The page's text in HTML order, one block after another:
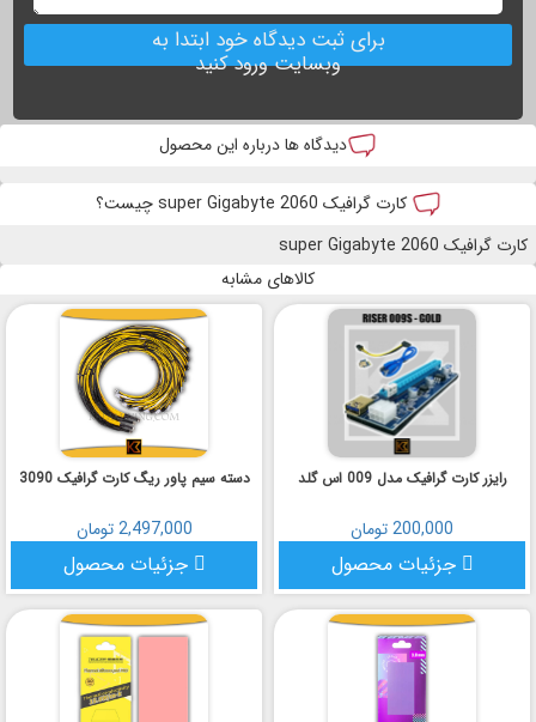
برای ثبت دیدگاه خود ابتدا به
وبسایت ورود کنید
دیدگاه ها درباره این محصول
کارت گرافیک 2060 super Gigabyte چیست؟
کارت گرافیک 2060 super Gigabyte
کالاهای مشابه
رایزر کارت گرافیک مدل 009 اس گلد
200,000 تومان
جزئیات محصول
دسته سیم پاور ریگ کارت گرافیک 3090
2,497,000 تومان
جزئیات محصول